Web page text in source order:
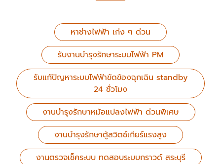
หาช่างไฟฟ้า เก่ง ๆ ด่วน
รับงานบำรุงรักษาระบบไฟฟ้า PM
รับแก้ปัญหาระบบไฟฟ้าขัดข้องฉุกเฉิน standby
24 ชั่วโมง
งานบำรุงรักษาหม้อแปลงไฟฟ้า ด่วนพิเศษ
งานบำรุงรักษาตู้สวิตช์เกียร์แรงสูง
งานตรวจเช็คระบบ ทดสอบระบบกราวด์ สระบุรี